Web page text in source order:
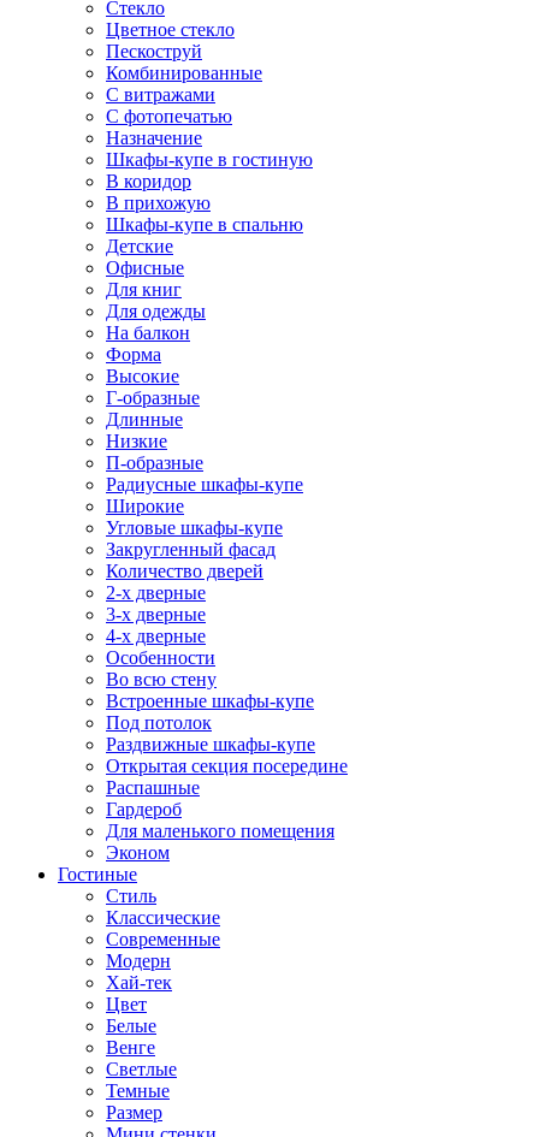
Стекло
Цветное стекло
Пескоструй
Комбинированные
С витражами
С фотопечатью
Назначение
Шкафы-купе в гостиную
В коридор
В прихожую
Шкафы-купе в спальню
Детские
Офисные
Для книг
Для одежды
На балкон
Форма
Высокие
Г-образные
Длинные
Низкие
П-образные
Радиусные шкафы-купе
Широкие
Угловые шкафы-купе
Закругленный фасад
Количество дверей
2-х дверные
3-х дверные
4-х дверные
Особенности
Во всю стену
Встроенные шкафы-купе
Под потолок
Раздвижные шкафы-купе
Открытая секция посередине
Распашные
Гардероб
Для маленького помещения
Эконом
Гостиные
Стиль
Классические
Современные
Модерн
Хай-тек
Цвет
Белые
Венге
Светлые
Темные
Размер